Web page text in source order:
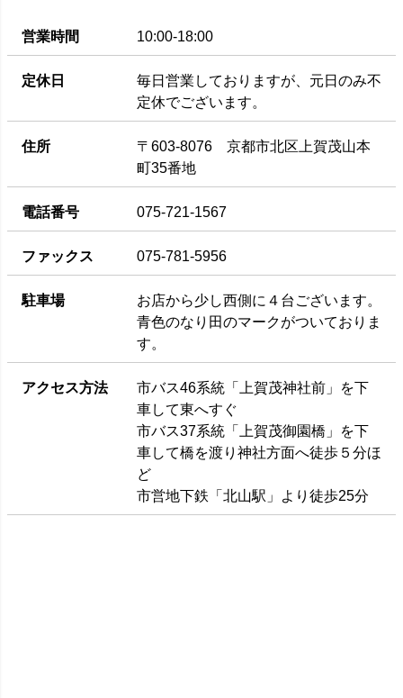
営業時間 10:00-18:00
定休日
毎日営業しておりますが、元日のみ不
定休でございます。
住所
〒603-8076 京都市北区上賀茂山本
町35番地
電話番号 075-721-1567
ファックス 075-781-5956
駐車場
お店から少し西側に４台ございます。
青色のなり田のマークがついておりま
す。
アクセス方法
市バス46系統「上賀茂神社前」を下
車して東へすぐ
市バス37系統「上賀茂御園橋」を下
車して橋を渡り神社方面へ徒歩５分ほ
ど
市営地下鉄「北山駅」より徒歩25分